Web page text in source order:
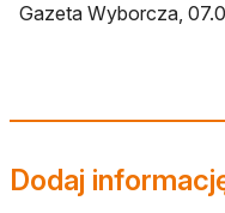
Gazeta Wyborcza,
Dodaj